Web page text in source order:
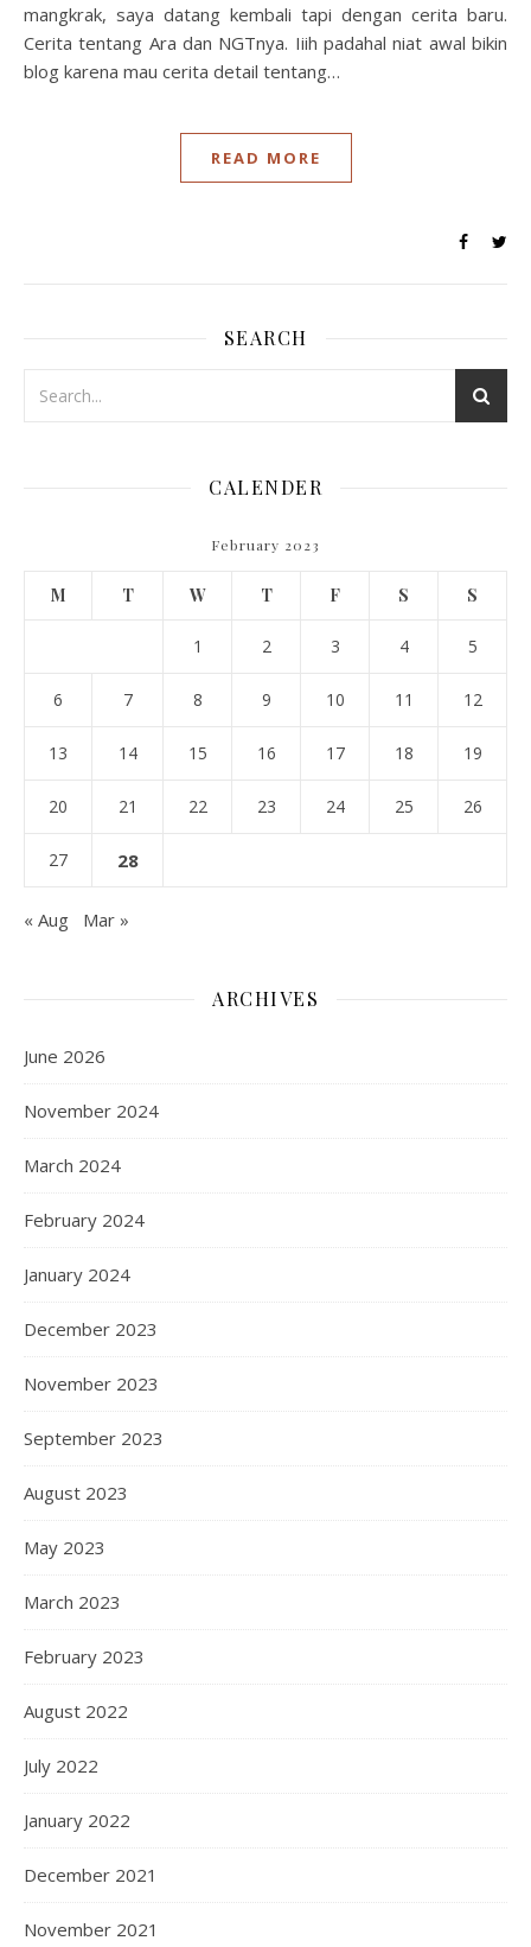
mangkrak, saya datang kembali tapi dengan cerita baru.
Cerita tentang Ara dan NGTnya. Iiih padahal niat awal bikin
blog karena mau cerita detail tentang…
READ MORE
SEARCH
CALENDER
February 2023
M T W T F S S
1 2 3 4 5
6 7 8 9 10 11 12
13 14 15 16 17 18 19
20 21 22 23 24 25 26
27 28
« Aug Mar »
ARCHIVES
June 2026
November 2024
March 2024
February 2024
January 2024
December 2023
November 2023
September 2023
August 2023
May 2023
March 2023
February 2023
August 2022
July 2022
January 2022
December 2021
November 2021